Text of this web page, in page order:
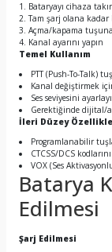
Bataryayı cihaza
Tam şarj olana kadar
Açma/kapama
Kanal ayarını yapın
Temel Kullanım
PTT (Push-To-Talk)
Kanal değiştirmek
Ses seviyesini
Gerektiğinde dijital/
İleri Düzey
Programlanabilir
CTCSS/DCS
VOX (Ses
Batarya
Edilmesi
Şarj Edilmesi